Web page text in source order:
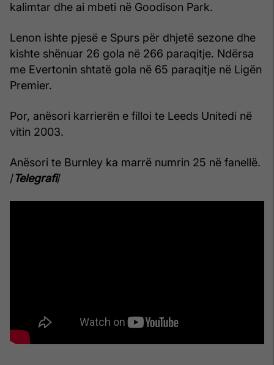
kalimtar dhe ai mbeti në Goodison Park.
Lenon ishte pjesë e Spurs për dhjetë sezone dhe
kishte shënuar 26 gola në 266 paraqitje. Ndërsa
me Evertonin shtatë gola në 65 paraqitje në Ligën
Premier.
Por, anësori karrierën e filloi te Leeds Unitedi në
vitin 2003.
Anësori te Burnley ka marrë numrin 25 në fanellë.
/Telegrafi/